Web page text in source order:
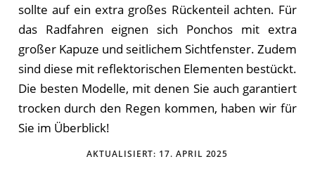
sollte auf ein extra großes Rückenteil achten. Für
das Radfahren eignen sich Ponchos mit extra
großer Kapuze und seitlichem Sichtfenster. Zudem
sind diese mit reflektorischen Elementen bestückt.
Die besten Modelle, mit denen Sie auch garantiert
trocken durch den Regen kommen, haben wir für
Sie im Überblick!
AKTUALISIERT: 17. APRIL 2025